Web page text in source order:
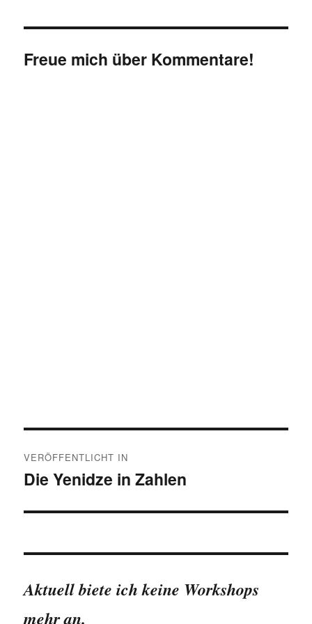
Freue mich über Kommentare!
VERÖFFENTLICHT IN
Die Yenidze in Zahlen
Aktuell biete ich keine Workshops
mehr an.